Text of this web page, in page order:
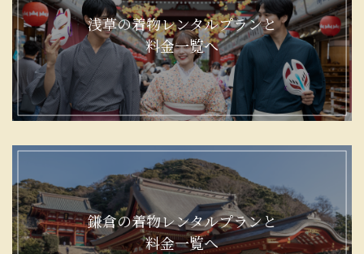
浅草の着物レンタルプランと
料金一覧へ
鎌倉の着物レンタルプランと
料金一覧へ